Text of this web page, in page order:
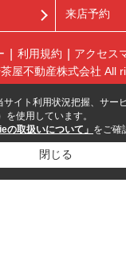
来店予約
利用規約 アクセス
屋不動産株式会社 All
イト利用状況把握、サー
使用しています。
の取扱いについて」 をご確
閉じる